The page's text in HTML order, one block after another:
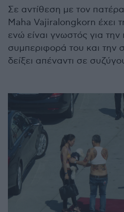
Σε αντίθεση με τον
Maha Vajiralongkorn έχει
ενώ είναι γνωστός για την
συμπεριφορά του και την
δείξει απέναντι σε